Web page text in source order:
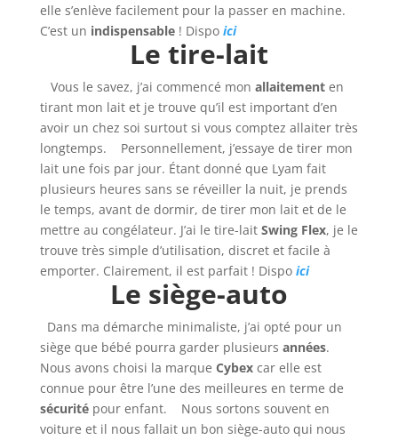
elle s’enlève facilement pour la passer en machine.
C’est un indispensable! Dispo ici
Le tire-lait
Vous le savez, j’ai commencé mon allaitementen
tirant mon lait et je trouve qu’il est important d’en
avoir un chez soi surtout si vous comptez allaiter très
longtemps. Personnellement, j’essaye de tirer mon
lait une fois par jour. Étant donné que Lyam fait
plusieurs heures sans se réveiller la nuit, je prends
le temps, avant de dormir, de tirer mon lait et de le
mettre au congélateur. J’ai le tire-lait Swing Flex, je le
trouve très simple d’utilisation, discret et facile à
emporter. Clairement, il est parfait ! Dispo ici
Le siège-auto
Dans ma démarche minimaliste, j’ai opté pour un
siège que bébé pourra garder plusieurs années.
Nous avons choisi la marque Cybexcar elle est
connue pour être l’une des meilleures en terme de
sécuritépour enfant. Nous sortons souvent en
voiture et il nous fallait un bon siège-auto qui nous